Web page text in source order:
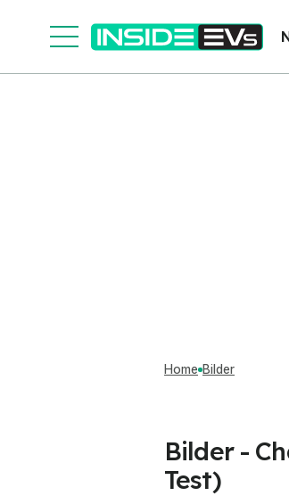
Home Bilder
Bilder -
Test)